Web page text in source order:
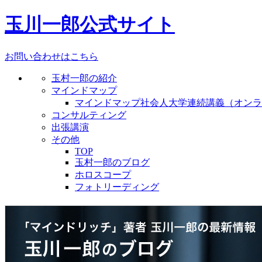
玉川一郎公式サイト
お問い合わせはこちら
玉村一郎の紹介
マインドマップ
マインドマップ社会人大学連続講義（オン
コンサルティング
出張講演
その他
TOP
玉村一郎のブログ
ホロスコープ
フォトリーディング